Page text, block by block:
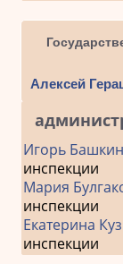
Алексей
Игорь Башкин
инспекции
Мария
инспекции
Екатерина
инспекции